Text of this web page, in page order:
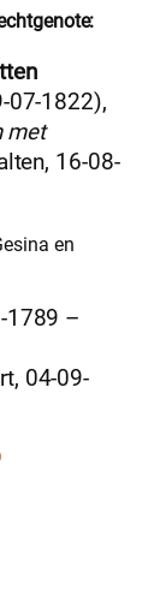
07-1822),
met
16-08-
en
1789 –
04-09-